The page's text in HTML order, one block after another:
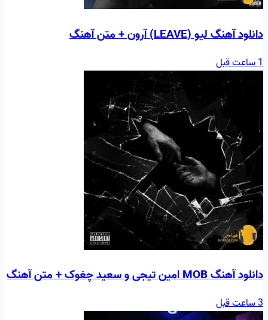
دانلود آهنگ لیو (LEAVE) آرون + متن آهنگ
1 ساعت قبل
دانلود آهنگ MOB امین تیجی و سعید چغوک + متن آهنگ
3 ساعت قبل